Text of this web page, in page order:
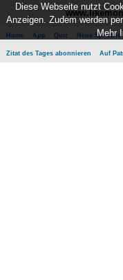
Home App Quiz Neue Sprüche
Zitat des Tages abonnieren Auf
Diese Webseite nutzt
Anzeigen. Zudem werden
Mehr